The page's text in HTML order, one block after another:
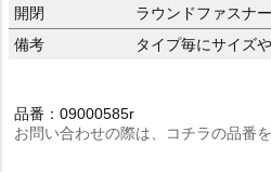
開閉
ラウンドファスナ
備考
タイプ毎にサイズ
品番：09000585r
お問い合わせの際は、コチラの品番